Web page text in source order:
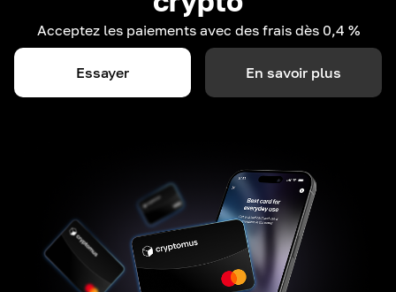
Acceptez les paiements avec des frais dès 0,4 %
Essayer En savoir plus